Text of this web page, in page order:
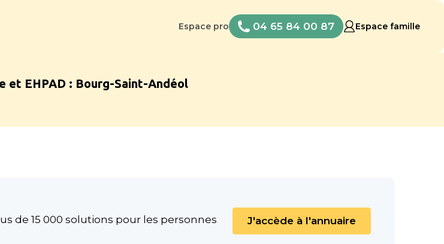
Espace pro 04 65 84 00 87 Espace famille
et EHPAD : Bourg-Saint-Andéol
de 15 000 solutions pour les personnes
J'accède à l'annuaire